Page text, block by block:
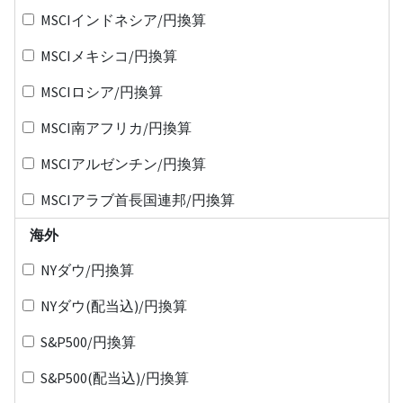
MSCIインドネシア/円換算
MSCIメキシコ/円換算
MSCIロシア/円換算
MSCI南アフリカ/円換算
MSCIアルゼンチン/円換算
MSCIアラブ首長国連邦/円換算
海外
NYダウ/円換算
NYダウ(配当込)/円換算
S&P500/円換算
S&P500(配当込)/円換算